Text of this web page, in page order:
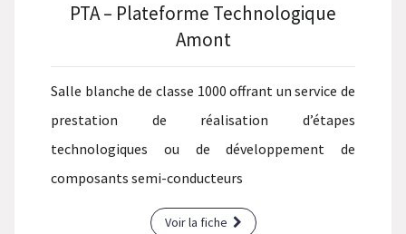
PTA – Plateforme Technologique
Amont
Salle blanche de classe 1000 offrant un service de
prestation de réalisation d’étapes
technologiques ou de développement de
composants semi-conducteurs
Voir la fiche